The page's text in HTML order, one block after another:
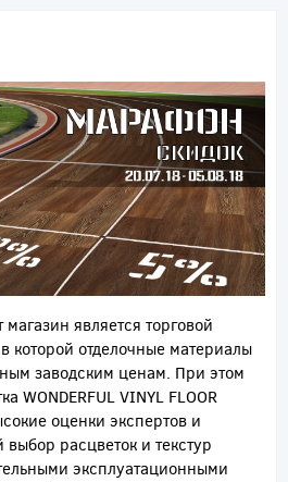
магазин является торговой
которой отделочные материалы
заводским ценам. При этом
WONDERFUL VINYL FLOOR
оценки экспертов и
выбор расцветок и текстур
эксплуатационными